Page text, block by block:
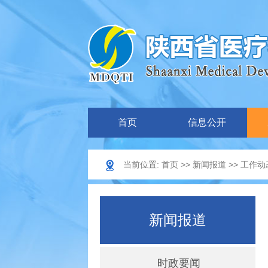
首页 信息公开
当前位置: 首页>> 新闻报道 >> 工作动
新闻报道
时政要闻